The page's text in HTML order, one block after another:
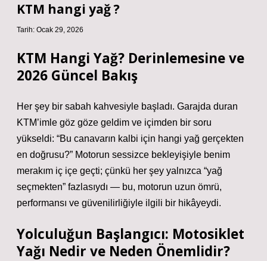
KTM hangi yağ ?
Tarih: Ocak 29, 2026
KTM Hangi Yağ? Derinlemesine ve
2026 Güncel Bakış
Her şey bir sabah kahvesiyle başladı. Garajda duran
KTM’imle göz göze geldim ve içimden bir soru
yükseldi: “Bu canavarın kalbi için hangi yağ gerçekten
en doğrusu?” Motorun sessizce bekleyişiyle benim
merakım iç içe geçti; çünkü her şey yalnızca “yağ
seçmekten” fazlasıydı — bu, motorun uzun ömrü,
performansı ve güvenilirliğiyle ilgili bir hikâyeydi.
Yolculuğun Başlangıcı: Motosiklet
Yağı Nedir ve Neden Önemlidir?